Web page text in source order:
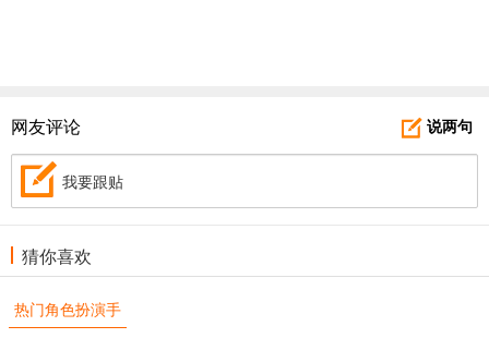
说两句
网友评论
我要跟贴
猜你喜欢
热门角色扮演手